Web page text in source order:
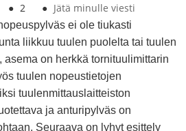
● 2 ● Jätä minulle viesti
ei ole tiukasti
liikkuu tuulen puolelta tai tuulen
on herkkä tornituulimittarin
tuulen nopeustietojen
tuulenmittauslaitteiston
ja anturipylväs on
Seuraava on lyhyt esittely